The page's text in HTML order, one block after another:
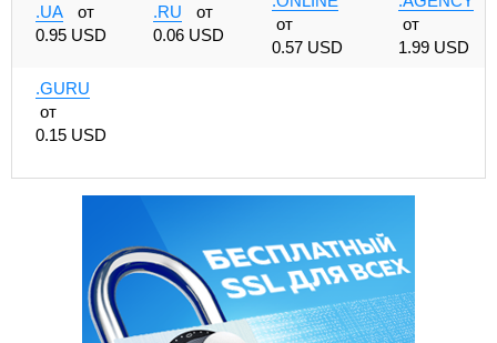
.UA
от
0.95 USD
.RU
от
0.06 USD
от
0.57 USD
от
1.99 USD
.GURU
от
0.15 USD